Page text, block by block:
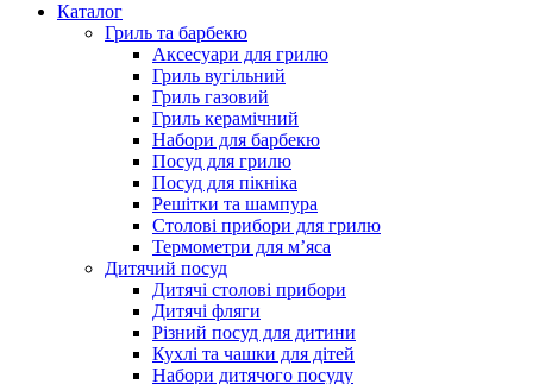
Каталог
Гриль та барбекю
Аксесуари для грилю
Гриль вугільний
Гриль газовий
Гриль керамічний
Набори для барбекю
Посуд для грилю
Посуд для пікніка
Решітки та шампура
Столові прибори для грилю
Термометри для м’яса
Дитячий посуд
Дитячі столові прибори
Дитячі фляги
Різний посуд для дитини
Кухлі та чашки для дітей
Набори дитячого посуду